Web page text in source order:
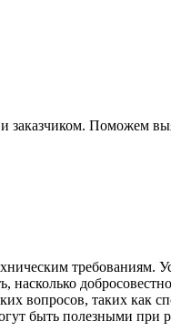
Поможем
требованиям.
вопросов, таких как
быть полезными при